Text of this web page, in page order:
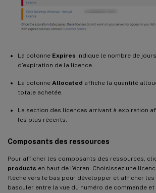
La colonne Expires indique le nombre de
d’expiration de la licence.
La colonne Allocated affiche la quantité
totale achetée.
La section des licences arrivant à expiration
les plus récents.
Composants des ressources
Pour afficher les composants des ressources,
products en haut de l’écran. Choisissez une
flèche vers le bas pour développer et afficher les
basculer entre la vue du numéro de commande